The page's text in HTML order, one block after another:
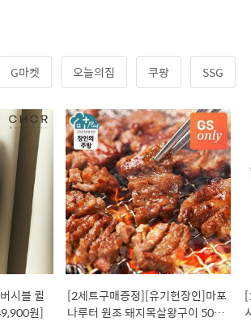
G마켓 오늘의집 쿠팡 SSG
시블 퀼
원]
[2세트구매증정][유기헌장인]마포
나루터 원조 돼지목살왕구이 500g